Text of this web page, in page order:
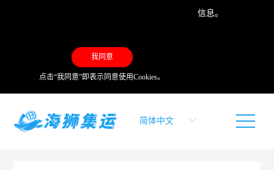
信息。
我同意
点击“我同意”即表示同意使用Cookies。